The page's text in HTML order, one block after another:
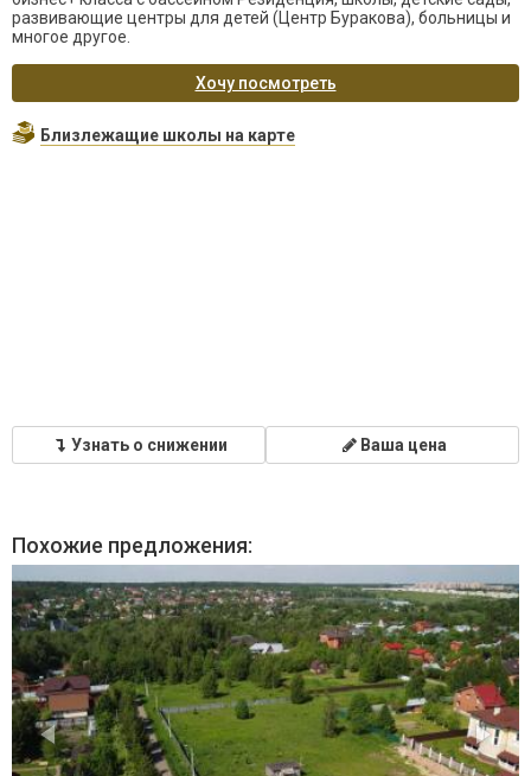
развивающие центры для детей (Центр Буракова), больницы и
многое другое.
Хочу посмотреть
Близлежащие школы на карте
Узнать о снижении Ваша цена
Похожие предложения: